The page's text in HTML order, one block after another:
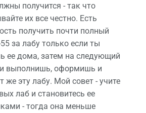
получится - так что
их все честно. Есть
получить почти полный
за лабу только если ты
ее дома, затем на следующий
выполнишь, оформишь и
же эту лабу. Мой совет - учите
лаб и становитесь ее
- тогда она меньше